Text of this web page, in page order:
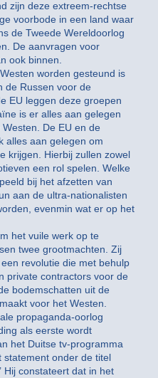
zijn deze extreem-rechtse
voorbode in een land waar
de Tweede Wereldoorlog
De aanvragen voor
ook binnen.
worden gesteund is
de Russen voor de
EU leggen deze groepen
is er alles aan gelegen
De EU en de
alles aan gelegen om
krijgen. Hierbij zullen zowel
een rol spelen. Welke
bij het afzetten van
aan de ultra-nationalisten
evenmin wat er op het
het vuile werk op te
twee grootmachten. Zij
revolutie die met behulp
private contractors voor de
bodemschatten uit de
voor het Westen.
propaganda-oorlog
als eerste wordt
het Duitse tv-programma
statement onder de titel
Hij constateert dat in het